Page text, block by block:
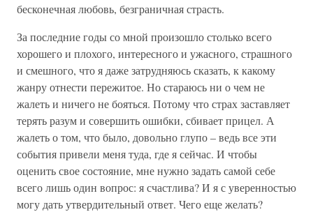
бесконечная любовь, безграничная страсть.
За последние годы со мной произошло столько всего
хорошего и плохого, интересного и ужасного, страшного
и смешного, что я даже затрудняюсь сказать, к какому
жанру отнести пережитое. Но стараюсь ни о чем не
жалеть и ничего не бояться. Потому что страх заставляет
терять разум и совершить ошибки, сбивает прицел. А
жалеть о том, что было, довольно глупо – ведь все эти
события привели меня туда, где я сейчас. И чтобы
оценить свое состояние, мне нужно задать самой себе
всего лишь один вопрос: я счастлива? И я с уверенностью
могу дать утвердительный ответ. Чего еще желать?